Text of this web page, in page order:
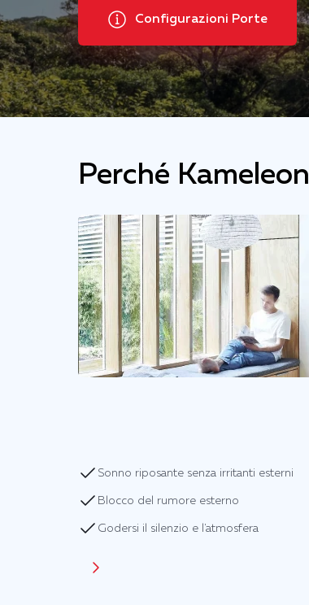
Configurazioni Porte
Perché Kameleon
Sonno riposante senza irritanti esterni
Blocco del rumore esterno
Godersi il silenzio e l'atmosfera